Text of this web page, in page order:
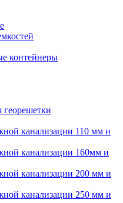
контейнеры
георешетки
канализации 110 мм и
канализации 160мм и
канализации 200 мм и
канализации 250 мм и